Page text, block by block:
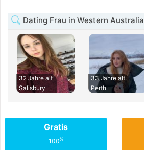
Dating Frau in Western Australia
32 Jahre alt
Salisbury
33 Jahre alt
Perth
Gratis
100%